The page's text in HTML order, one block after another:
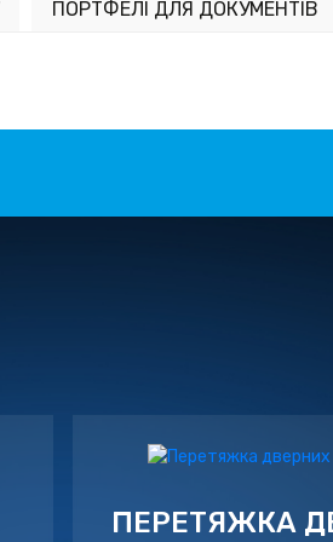
ПОРТФЕЛІ ДЛЯ ДОКУМЕНТІВ
ПЕРЕТЯЖКА